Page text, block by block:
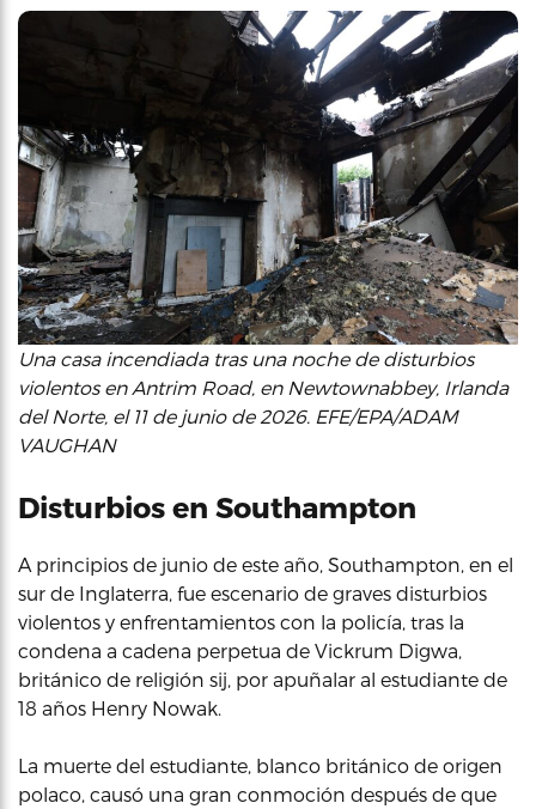
Una casa incendiada tras una noche de disturbios
violentos en Antrim Road, en Newtownabbey, Irlanda
del Norte, el 11 de junio de 2026. EFE/EPA/ADAM
VAUGHAN
Disturbios en Southampton
A principios de junio de este año, Southampton, en el
sur de Inglaterra, fue escenario de graves disturbios
violentos y enfrentamientos con la policía, tras la
condena a cadena perpetua de Vickrum Digwa,
británico de religión sij, por apuñalar al estudiante de
18 años Henry Nowak.
La muerte del estudiante, blanco británico de origen
polaco, causó una gran conmoción después de que